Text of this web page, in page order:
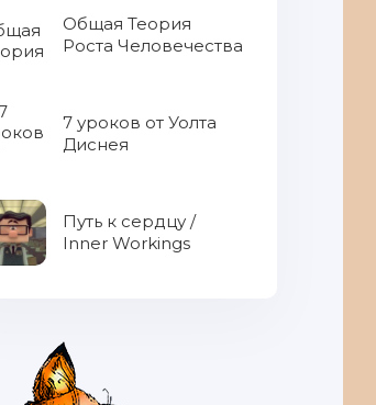
Общая Теория
Роста Человечества
7 уроков от Уолта
Диснея
Путь к сердцу /
Inner Workings